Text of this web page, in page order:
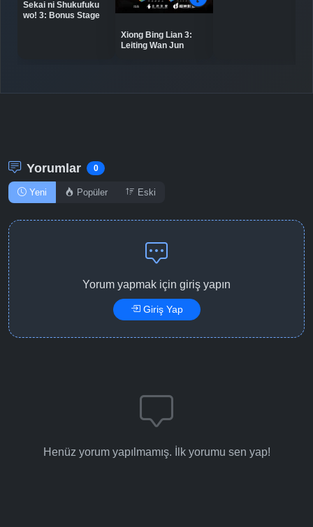
Bölüm No: 10 Detaylar
Sekai ni Shukufuku
wo! 3: Bonus Stage
Xiong Bing Lian 3:
Leiting Wan Jun
Yorumlar 0
Yeni Popüler Eski
Yorum yapmak için giriş yapın
Giriş Yap
Henüz yorum yapılmamış. İlk yorumu sen yap!